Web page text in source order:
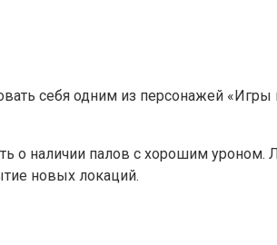
себя одним из персонажей
о наличии палов с хорошим
новых локаций.